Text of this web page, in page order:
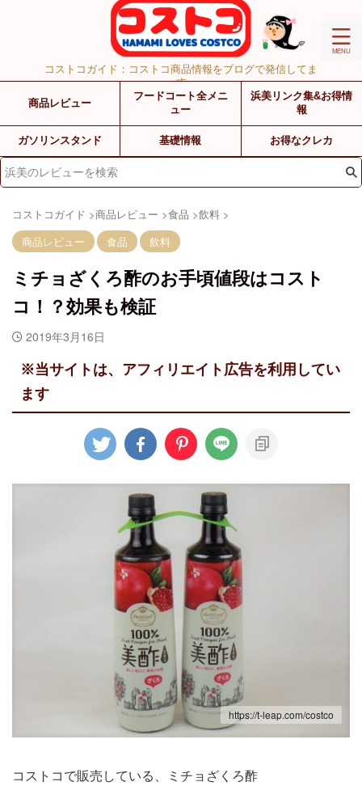
コストコガイド：コストコ商品情報をブログで発信してま
す
商品レビュー
フードコート全メニ
ュー
浜美リンク集&お得情
報
ガソリンスタンド 基礎情報 お得なクレカ
コストコガイド >商品レビュー >食品 >飲料 >
商品レビュー
食品 飲料
ミチョざくろ酢のお手頃値段はコスト
コ！？効果も検証
2019年3月16日
※当サイトは、アフィリエイト広告を利用してい
ます
https://t-leap.com/costco
コストコで販売している、ミチョざくろ酢